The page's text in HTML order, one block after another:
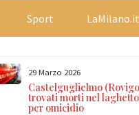
Sport LaMilano.it
29 Marzo 2026
Castelguglielmo
trovati morti nel
per omicidio